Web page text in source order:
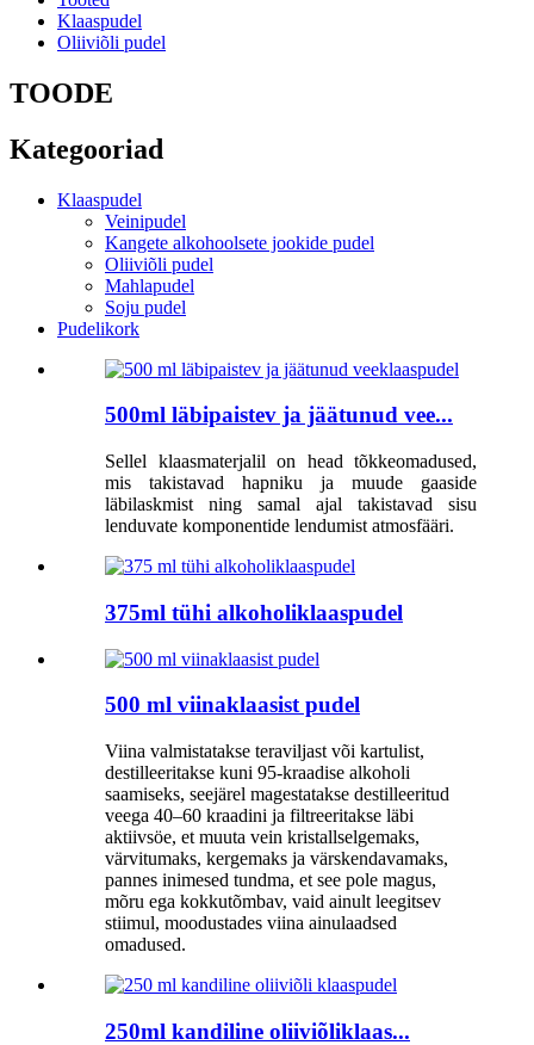
Klaaspudel
Oliiviõli pudel
TOODE
Kategooriad
Klaaspudel
Veinipudel
Kangete alkohoolsete jookide pudel
Oliiviõli pudel
Mahlapudel
Soju pudel
Pudelikork
500ml läbipaistev ja jäätunud vee...
Sellel klaasmaterjalil on head tõkkeomadused,
mis takistavad hapniku ja muude gaaside
läbilaskmist ning samal ajal takistavad sisu
lenduvate komponentide lendumist atmosfääri.
375ml tühi alkoholiklaaspudel
500 ml viinaklaasist pudel
Viina valmistatakse teraviljast või kartulist,
destilleeritakse kuni 95-kraadise alkoholi
saamiseks, seejärel magestatakse destilleeritud
veega 40–60 kraadini ja filtreeritakse läbi
aktiivsöe, et muuta vein kristallselgemaks,
värvitumaks, kergemaks ja värskendavamaks,
pannes inimesed tundma, et see pole magus,
mõru ega kokkutõmbav, vaid ainult leegitsev
stiimul, moodustades viina ainulaadsed
omadused.
250ml kandiline oliiviõliklaas...